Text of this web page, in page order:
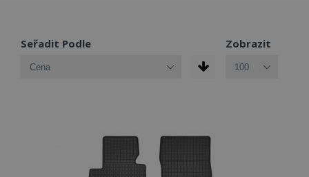
Seřadit Podle Zobrazit